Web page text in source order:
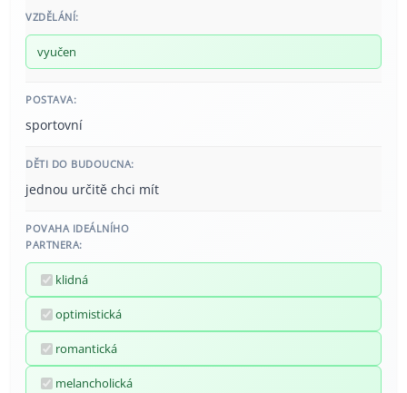
VZDĚLÁNÍ:
vyučen
POSTAVA:
sportovní
DĚTI DO BUDOUCNA:
jednou určitě chci mít
POVAHA IDEÁLNÍHO
PARTNERA:
klidná
optimistická
romantická
melancholická